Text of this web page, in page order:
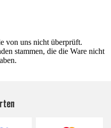
von uns nicht überprüft.
stammen, die die Ware nicht